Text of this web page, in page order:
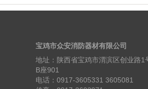
宝鸡市众安消防器材有限公司
地址：陕西省宝鸡市渭滨区创业路1
B座901
电话：0917-3605331 3605081